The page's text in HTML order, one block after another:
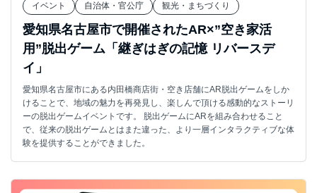
イベント 自治体・官公庁 観光・まちづくり
愛知県名古屋市で開催されたAR×”空き家活
用”脱出ゲーム「継ぎはぎの記憶 リバースデ
イ」
愛知県名古屋市にある内田橋商店街・空き店舗にAR脱出ゲームをしか
けることで、地域の魅力を再発見し、楽しんで頂ける感動的なストーリ
ーの脱出ゲームイベントです。 脱出ゲームにARを組み合わせること
で、従来の脱出ゲームとはまた違った、より一層インタラクティブな体
験を提供することができました。